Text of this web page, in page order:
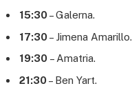
15:30– Galerna.
17:30– Jimena Amarillo.
19:30 – Amatria.
21:30– Ben Yart.